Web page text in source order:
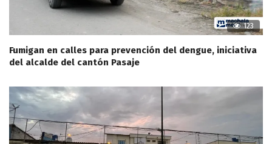
123
Fumigan en calles para prevención del dengue, iniciativa
del alcalde del cantón Pasaje